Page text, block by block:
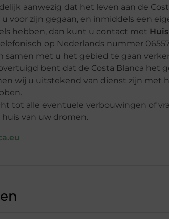
aanwezig dat het leven aan de
voor zijn gegaan, en inmiddels een
hebben, dan kunt u contact met
op Nederlands nummer
samen met u het gebied te gaan
bent dat de Costa Blanca het
wij u uitstekend van dienst zijn met
tot alle eventuele verbouwingen of
van uw dromen.